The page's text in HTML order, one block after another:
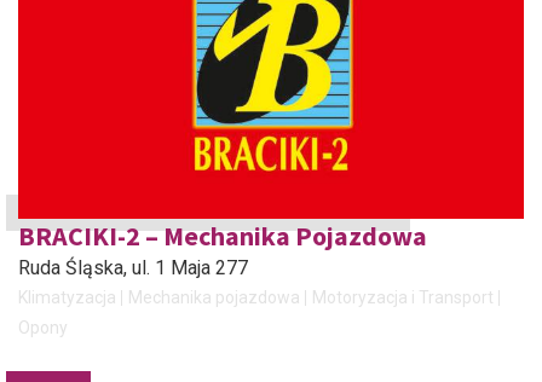
BRACIKI-2 – Mechanika Pojazdowa
Ruda Śląska, ul. 1 Maja 277
Klimatyzacja Mechanika pojazdowa
Motoryzacja i Transport
Opony